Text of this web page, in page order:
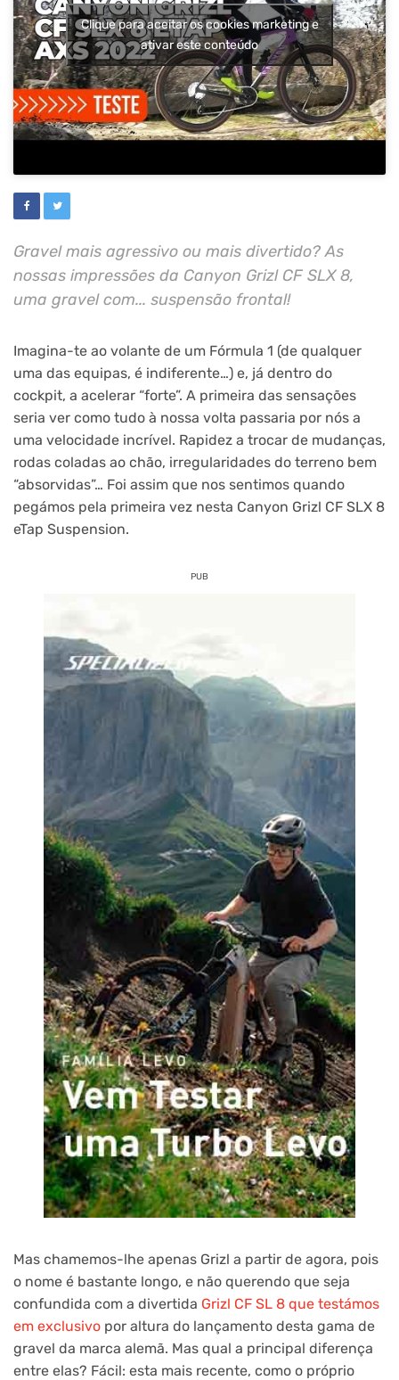
Clique para aceitar os cookies marketing e
ativar este conteúdo
Gravel mais agressivo ou mais divertido? As
nossas impressões da Canyon Grizl CF SLX 8,
uma gravel com... suspensão frontal!
Imagina-te ao volante de um Fórmula 1 (de qualquer
uma das equipas, é indiferente…) e, já dentro do
cockpit, a acelerar “forte”. A primeira das sensações
seria ver como tudo à nossa volta passaria por nós a
uma velocidade incrível. Rapidez a trocar de mudanças,
rodas coladas ao chão, irregularidades do terreno bem
“absorvidas”… Foi assim que nos sentimos quando
pegámos pela primeira vez nesta Canyon Grizl CF SLX 8
eTap Suspension.
PUB
Mas chamemos-lhe apenas Grizl a partir de agora, pois
o nome é bastante longo, e não querendo que seja
confundida com a divertida Grizl CF SL 8 que testámos
em exclusivo por altura do lançamento desta gama de
gravel da marca alemã. Mas qual a principal diferença
entre elas? Fácil: esta mais recente, como o próprio